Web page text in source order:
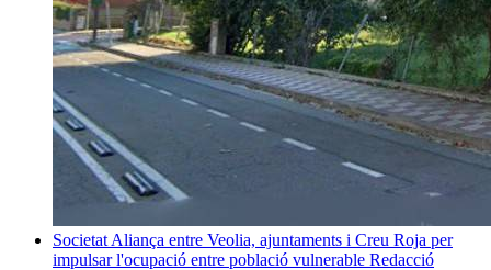
Societat Aliança entre Veolia, ajuntaments i Creu Roja per
impulsar l'ocupació entre població vulnerable Redacció